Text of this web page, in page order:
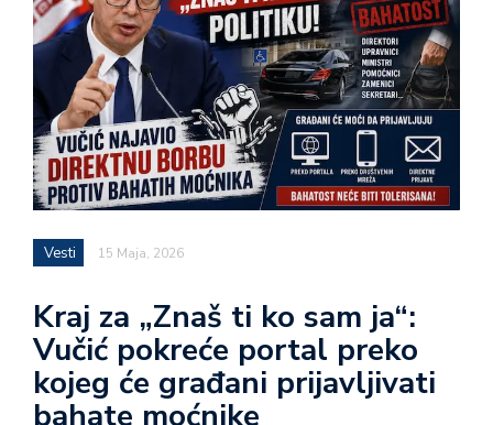
Vesti 15 Maja, 2026
Kraj za „Znaš ti ko sam ja“:
Vučić pokreće portal preko
kojeg će građani prijavljivati
bahate moćnike